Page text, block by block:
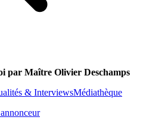
par Maître Olivier Deschamps
& InterviewsMédiathèque